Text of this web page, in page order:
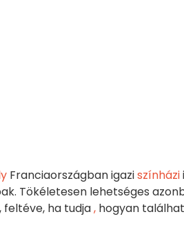
Franciaországban igaziszínházi
Tökéletesen lehetséges
ha tudja, hogyan